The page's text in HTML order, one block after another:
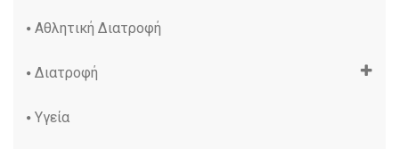
Αθλητική Διατροφή
Διατροφή
Υγεία